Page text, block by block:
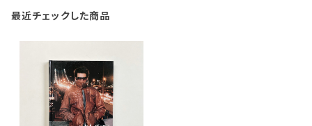
最近チェックした商品